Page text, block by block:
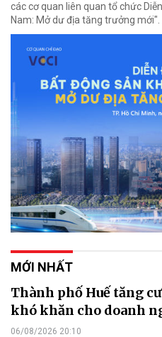
các cơ quan liên quan tổ chức
Nam: Mở dư địa tăng trưởng mới".
MỚI NHẤT
Thành phố Huế tăng
khó khăn cho doanh
06/08/2026 20:10